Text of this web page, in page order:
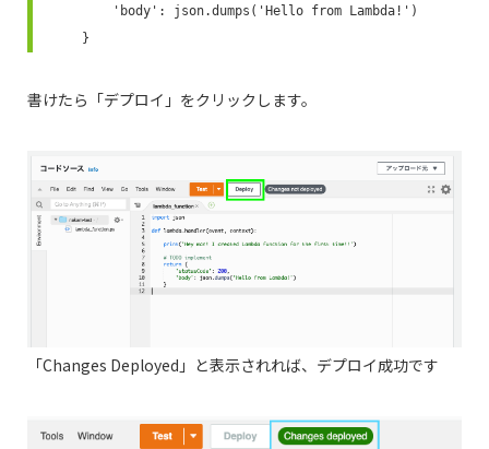
    }
書けたら「デプロイ」をクリックします。
「Changes Deployed」と表示されれば、デプロイ成功です